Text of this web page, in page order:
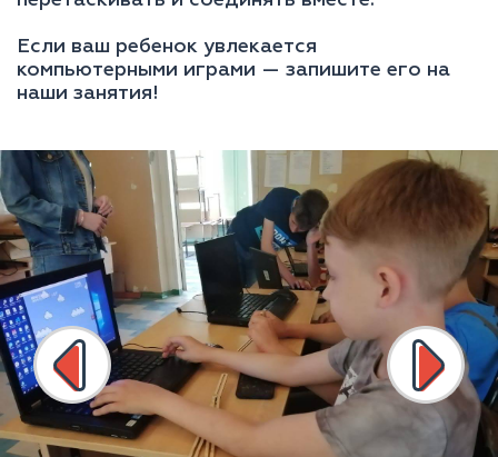
Если ваш ребенок увлекается
компьютерными играми — запишите его на
наши занятия!